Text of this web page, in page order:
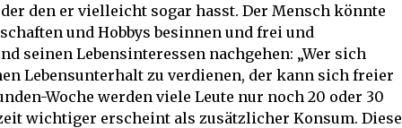
den er vielleicht sogar hasst. Der Mensch könnte
und Hobbys besinnen und frei und
seinen Lebensinteressen nachgehen: „Wer sich
Lebensunterhalt zu verdienen, der kann sich freier
Woche werden viele Leute nur noch 20 oder 30
wichtiger erscheint als zusätzlicher Konsum. Diese